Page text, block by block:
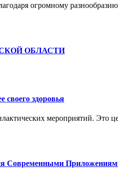
огромному
ОБЛАСТИ
своего здоровья
мероприятий. Это
Современными